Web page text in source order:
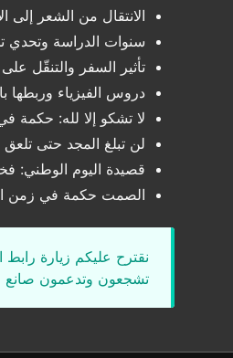
الانتقال من الشعر إلى
سنوات الدراسة وتحدي
تأثير السفر والتنقّل
دروس الفيزياء وربطها
لا تشكو إلا لله: حكمة
لن تبلغ المجد حتى تلعق
قصيدة اليوم الوطني:
الصمت حكمة في زمن
نقترح عليكم زيارة رابط
تشجعون وتدعمون صانع